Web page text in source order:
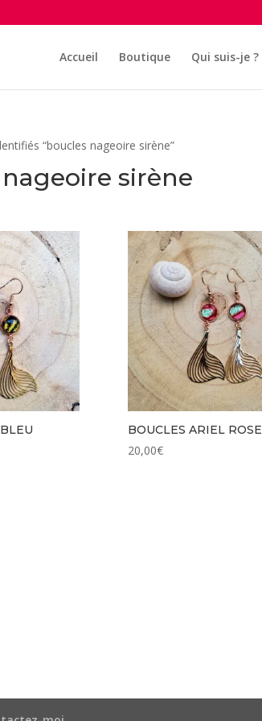
Accueil Boutique Qui suis-je ?
“boucles nageoire sirène”
sirène
BOUCLES ARIEL ROSE
20,00€